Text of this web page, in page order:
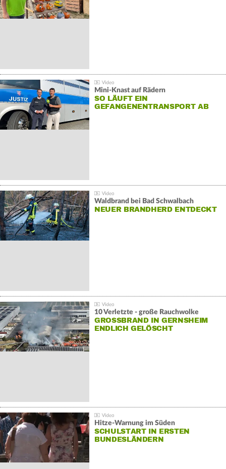
Mini-Knast auf Rädern
SO LÄUFT EIN
GEFANGENENTRANSPORT AB
Waldbrand bei Bad Schwalbach
NEUER BRANDHERD ENTDECKT
10 Verletzte - große Rauchwolke
GROSSBRAND IN GERNSHEIM E
NDLICH GELÖSCHT
Hitze-Warnung im Süden
SCHULSTART IN ERSTEN
BUNDESLÄNDERN